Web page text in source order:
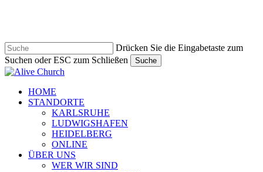
Drücken Sie die Eingabetaste zum
Suchen oder ESC zum Schließen
Suche
Suche
Navigationsmenü
HOME
STANDORTE
KARLSRUHE
LUDWIGSHAFEN
HEIDELBERG
ONLINE
ÜBER UNS
WER WIR SIND